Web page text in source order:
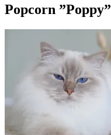
Popcorn ”Poppy”